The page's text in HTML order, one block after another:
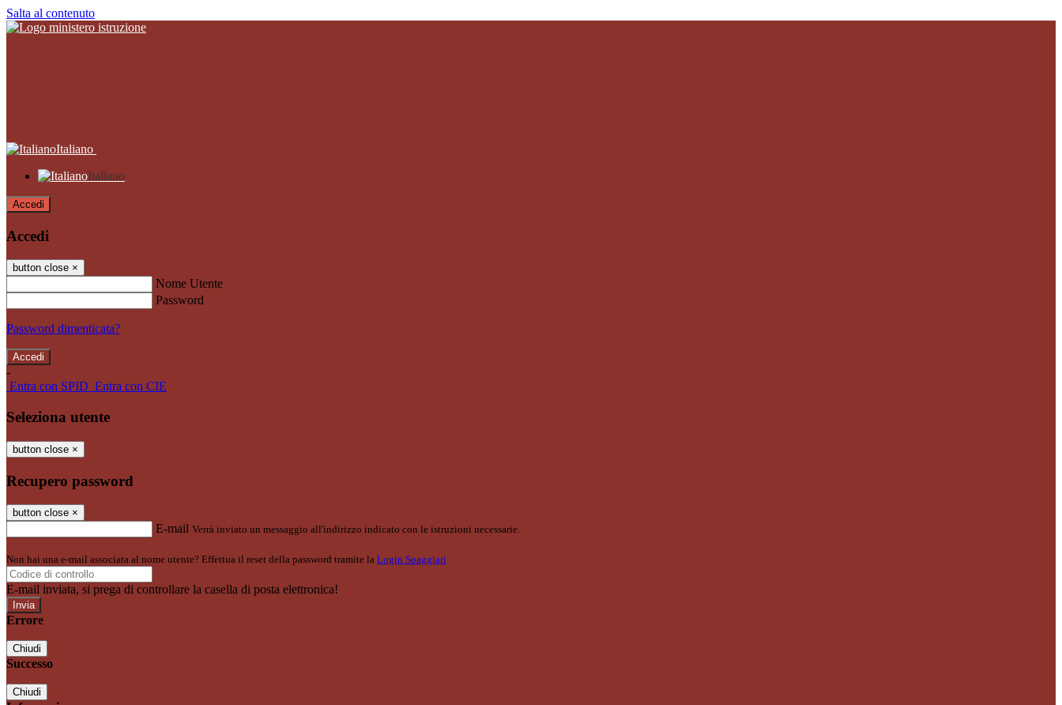
Salta al contenuto
Italiano
Italiano
Accedi
Accedi
button close ×
Nome Utente
Password
Password dimenticata?
-
Entra con SPID Entra con CIE
Seleziona utente
button close ×
Recupero password
button close ×
E-mail Verrà inviato un messaggio all'indirizzo indicato con le istruzioni necessarie.
Non hai una e-mail associata al nome utente? Effettua il reset della password tramite la Login Spaggiari
E-mail inviata, si prega di controllare la casella di posta elettronica!
Errore
Chiudi
Successo
Chiudi